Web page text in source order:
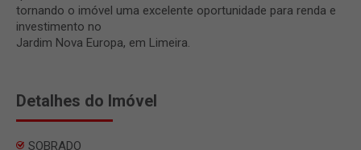
tornando o imóvel uma excelente oportunidade para renda e
investimento no
Jardim Nova Europa, em Limeira.
Detalhes do Imóvel
SOBRADO